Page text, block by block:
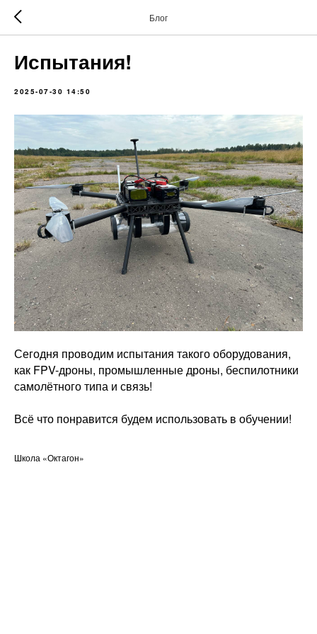
Блог
Испытания!
2025-07-30 14:50
Сегодня проводим испытания такого оборудования,
как FPV-дроны, промышленные дроны, беспилотники
самолётного типа и связь!
Всё что понравится будем использовать в обучении!
Школа «Октагон»